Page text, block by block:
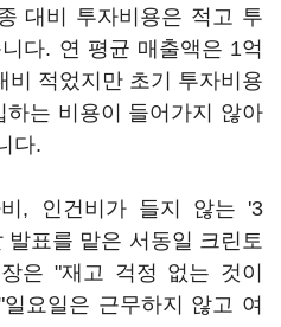
대비 투자비용은 적고 투
다. 연 평균 매출액은 1억
비 적었지만 초기 투자비용
는 비용이 들어가지 않아
다.
, 인건비가 들지 않는 '3
발표를 맡은 서동일 크린토
은 "재고 걱정 없는 것이
요일은 근무하지 않고 여